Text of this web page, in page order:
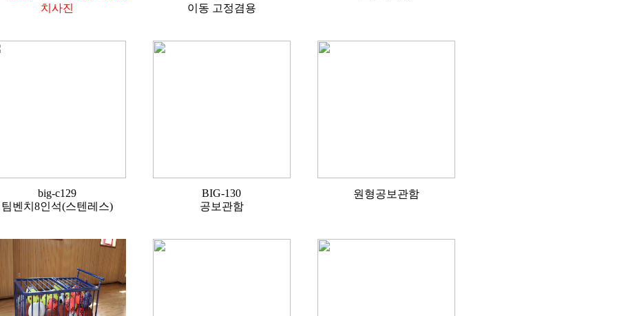
치사진
이동 고정겸용
big-c129
팀벤치8인석(스텐레스)
BIG-130
공보관함
원형공보관함